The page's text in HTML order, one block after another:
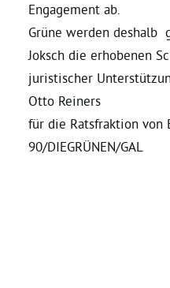
Aktiv
Termine
Arbeitsgruppen
Engagement ab.
Grüne werden deshalb
Joksch die erhobenen
juristischer
Otto Reiners
für die Ratsfraktion von
90/DIEGRÜNEN/GAL